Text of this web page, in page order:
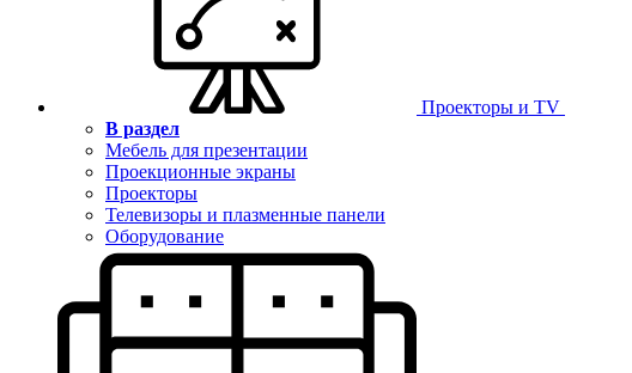
Проекторы и TV
В раздел
Мебель для презентации
Проекционные экраны
Проекторы
Телевизоры и плазменные панели
Оборудование